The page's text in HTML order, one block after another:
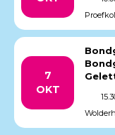
7
OKT